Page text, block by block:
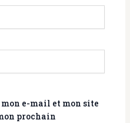
e-mail et mon site
prochain